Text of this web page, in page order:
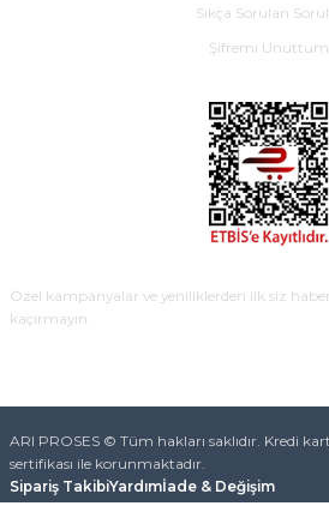
Sıkça Sorulan
Şifremi Unuttum
Özel kampanyalar ve yeniliklerden ilk siz
kaçırmayın.
ARI PROSES © Tüm hakları saklıdır. Kredi
sertifikası ile korunmaktadır.
Sipariş TakibiYardımİade & Değişim